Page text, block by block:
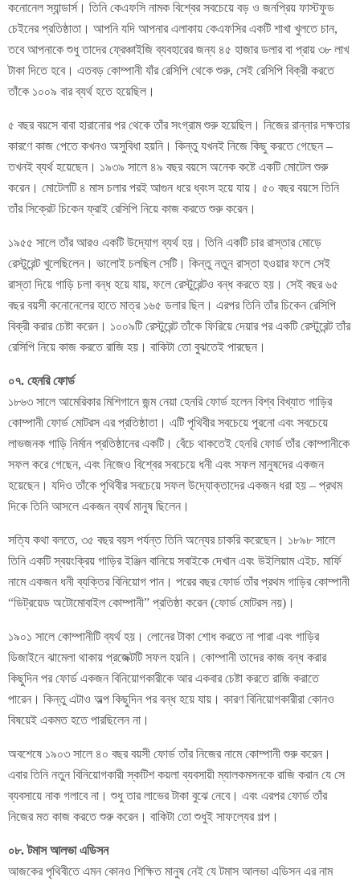
কনোনেল স্যান্ডার্স। তিনি কেএফসি নামক বিশ্বের সবচেয়ে বড় ও জনপ্রিয় ফাস্টফুড
চেইনের প্রতিষ্ঠাতা। আপনি যদি আপনার এলাকায় কেএফসির একটি শাখা খুলতে চান,
তবে আপনাকে শুধু তাদের ফ্রেঞ্চাইজি ব্যবহারের জন্য ৪৫ হাজার ডলার বা প্রায় ৩৮ লাখ
টাকা দিতে হবে। এতবড় কোম্পানী যাঁর রেসিপি থেকে শুরু, সেই রেসিপি বিক্রী করতে
তাঁকে ১০০৯ বার ব্যর্থ হতে হয়েছিল।
৫ বছর বয়সে বাবা হারানোর পর থেকে তাঁর সংগ্রাম শুরু হয়েছিল। নিজের রান্নার দক্ষতার
কারণে কাজ পেতে কখনও অসুবিধা হয়নি। কিন্তু যখনই নিজে কিছু করতে গেছেন –
তখনই ব্যর্থ হয়েছেন। ১৯৩৯ সালে ৪৯ বছর বয়সে অনেক কষ্টে একটি মোটেল শুরু
করেন। মোটেলটি ৪ মাস চলার পরই আগুন ধরে ধ্বংস হয়ে যায়। ৫০ বছর বয়সে তিনি
তাঁর সিক্রেট চিকেন ফ্রাই রেসিপি নিয়ে কাজ করতে শুরু করেন।
১৯৫৫ সালে তাঁর আরও একটি উদ্যোগ ব্যর্থ হয়। তিনি একটি চার রাস্তার মোড়ে
রেস্টুরেন্ট খুলেছিলেন। ভালোই চলছিল সেটি। কিন্তু নতুন রাস্তা হওয়ার ফলে সেই
রাস্তা দিয়ে গাড়ি চলা বন্ধ হয়ে যায়, ফলে রেস্টুরেন্টও বন্ধ করতে হয়। সেই বছর ৬৫
বছর বয়সী কনোনেলের হাতে মাত্র ১৬৫ ডলার ছিল। এরপর তিনি তাঁর চিকেন রেসিপি
বিক্রী করার চেষ্টা করেন। ১০০৯টি রেস্টুরেন্ট তাঁকে ফিরিয়ে দেয়ার পর একটি রেস্টুরেন্ট তাঁর
রেসিপি নিয়ে কাজ করতে রাজি হয়। বাকিটা তো বুঝতেই পারছেন।
০৭. হেনরি ফোর্ড
১৮৬৩ সালে আমেরিকার মিশিগানে জন্ম নেয়া হেনরি ফোর্ড হলেন বিশ্ব বিখ্যাত গাড়ির
কোম্পানী ফোর্ড মোটরস এর প্রতিষ্ঠাতা। এটি পৃথিবীর সবচেয়ে পুরনো এবং সবচেয়ে
লাভজনক গাড়ি নির্মান প্রতিষ্ঠানের একটি। বেঁচে থাকতেই হেনরি ফোর্ড তাঁর কোম্পানীকে
সফল করে গেছেন, এবং নিজেও বিশ্বের সবচেয়ে ধনী এবং সফল মানুষদের একজন
হয়েছেন। যদিও তাঁকে পৃথিবীর সবচেয়ে সফল উদ্যোক্তাদের একজন ধরা হয় – প্রথম
দিকে তিনি আসলে একজন ব্যর্থ মানুষ ছিলেন।
সত্যি কথা বলতে, ৩৫ বছর বয়স পর্যন্ত তিনি অন্যের চাকরি করেছেন। ১৮৯৮ সালে
তিনি একটি স্বয়ংক্রিয় গাড়ির ইঞ্জিন বানিয়ে সবাইকে দেখান এবং উইলিয়াম এইচ. মার্ফি
নামে একজন ধনী ব্যক্তির বিনিয়োগ পান। পরের বছর ফোর্ড তাঁর প্রথম গাড়ির কোম্পানী
“ডিট্রয়েড অটোমোবাইল কোম্পানী” প্রতিষ্ঠা করেন (ফোর্ড মোটরস নয়)।
১৯০১ সালে কোম্পানীটি ব্যর্থ হয়। লোনের টাকা শোধ করতে না পারা এবং গাড়ির
ডিজাইনে ঝামেলা থাকায় প্রজেক্টটি সফল হয়নি। কোম্পানী তাদের কাজ বন্ধ করার
কিছুদিন পর ফোর্ড একজন বিনিয়োগকারীকে আর একবার চেষ্টা করতে রাজি করাতে
পারেন। কিন্তু এটাও অল্প কিছুদিন পর বন্ধ হয়ে যায়। কারণ বিনিয়োগকারীরা কোনও
বিষয়েই একমত হতে পারছিলেন না।
অবশেষে ১৯০৩ সালে ৪০ বছর বয়সী ফোর্ড তাঁর নিজের নামে কোম্পানী শুরু করেন।
এবার তিনি নতুন বিনিয়োগকারী স্কটিশ কয়লা ব্যবসায়ী ম্যালকমসনকে রাজি করান যে সে
ব্যবসায়ে নাক গলাবে না। শুধু তার লাভের টাকা বুঝে নেবে। এবং এরপর ফোর্ড তাঁর
নিজের মত কাজ করতে শুরু করেন। বাকিটা তো শুধুই সাফল্যের গল্প।
০৮. টমাস আলভা এডিসন
আজকের পৃথিবীতে এমন কোনও শিক্ষিত মানুষ নেই যে টমাস আলভা এডিসন এর নাম